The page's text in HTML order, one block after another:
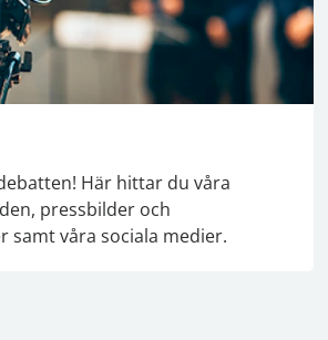
Här hittar du våra
pressbilder och
samt våra sociala medier.